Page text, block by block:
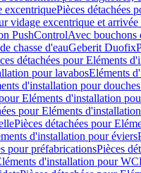
excentriquePièces détachées
vidage excentrique et arrivée
PushControlAvec bouchons
chasse d'eauGeberit Duofix
détachées pour Eléments
pour lavabosEléments
d'installation pour
Eléments d'installation
pour Eléments
Pièces détachées pour
d'installation pour éviers
pour préfabricationsPièces
d'installation pour WC